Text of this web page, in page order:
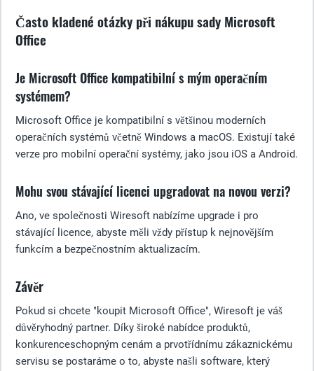
Často kladené otázky při nákupu sady Microsoft
Office
Je Microsoft Office kompatibilní s mým operačním
systémem?
Microsoft Office je kompatibilní s většinou moderních
operačních systémů včetně Windows a macOS. Existují také
verze pro mobilní operační systémy, jako jsou iOS a Android.
Mohu svou stávající licenci upgradovat na novou verzi?
Ano, ve společnosti Wiresoft nabízíme upgrade i pro
stávající licence, abyste měli vždy přístup k nejnovějším
funkcím a bezpečnostním aktualizacím.
Závěr
Pokud si chcete "koupit Microsoft Office", Wiresoft je váš
důvěryhodný partner. Díky široké nabídce produktů,
konkurenceschopným cenám a prvotřídnímu zákaznickému
servisu se postaráme o to, abyste našli software, který